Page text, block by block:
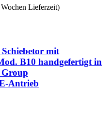
Lieferzeit)
mit
B10 handgefertigt in
Group
Antrieb